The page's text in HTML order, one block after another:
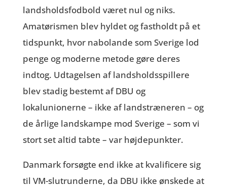
landsholdsfodbold været nul og niks.
Amatørismen blev hyldet og fastholdt på et
tidspunkt, hvor nabolande som Sverige lod
penge og moderne metode gøre deres
indtog. Udtagelsen af landsholdsspillere
blev stadig bestemt af DBU og
lokalunionerne – ikke af landstræneren – og
de årlige landskampe mod Sverige – som vi
stort set altid tabte – var højdepunkter.
Danmark forsøgte end ikke at kvalificere sig
til VM-slutrunderne, da DBU ikke ønskede at